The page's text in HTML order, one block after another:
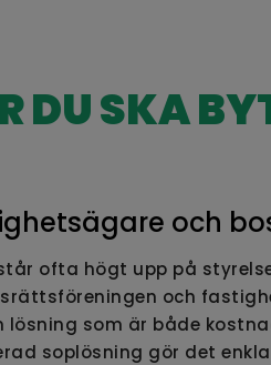
DU SKA
och
ofta högt upp på
och
som är både
soplösning gör det